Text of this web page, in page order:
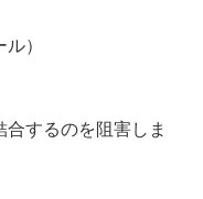
）
するのを阻害しま